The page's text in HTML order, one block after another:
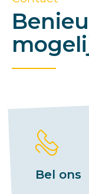
Bel ons